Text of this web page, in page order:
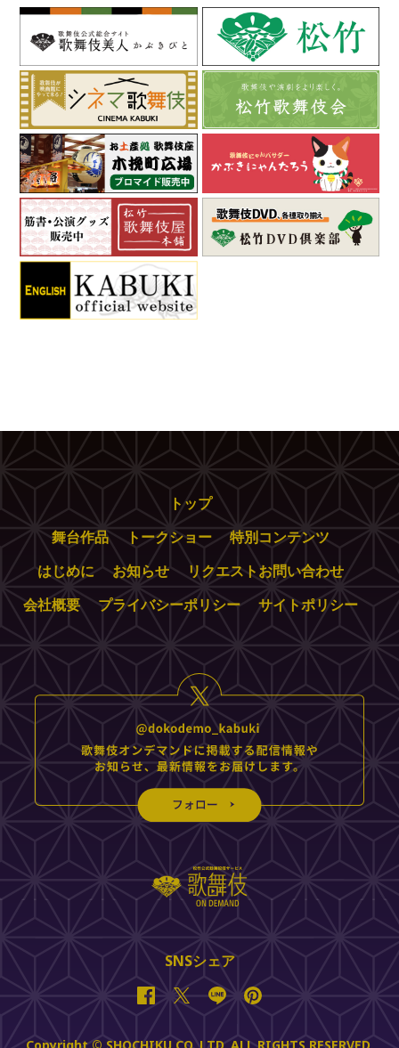
トップ
舞台作品
トークショー
特別コンテンツ
はじめに
お知らせ
リクエストお問い合わせ
会社概要
プライバシーポリシー サイトポリシー
SNSシェア
FacebookTwitterLine